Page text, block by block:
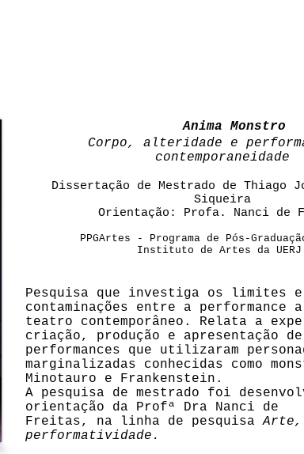
Anima Monstro
Corpo, alteridade e
contemporaneidade
Dissertação de Mestrado de Thiago
Siqueira
Orientação: Profa. Nanci de
PPGArtes - Programa de Pós-
Instituto de Artes da UERJ
Pesquisa que investiga os limites e
contaminações entre a performance
teatro contemporâneo. Relata a
criação, produção e apresentação de
performances que utilizaram
marginalizadas conhecidas como
Minotauro e Frankenstein.
A pesquisa de mestrado foi
orientação da Profª Dra Nanci de
Freitas, na linha de pesquisaArte,
performatividade.